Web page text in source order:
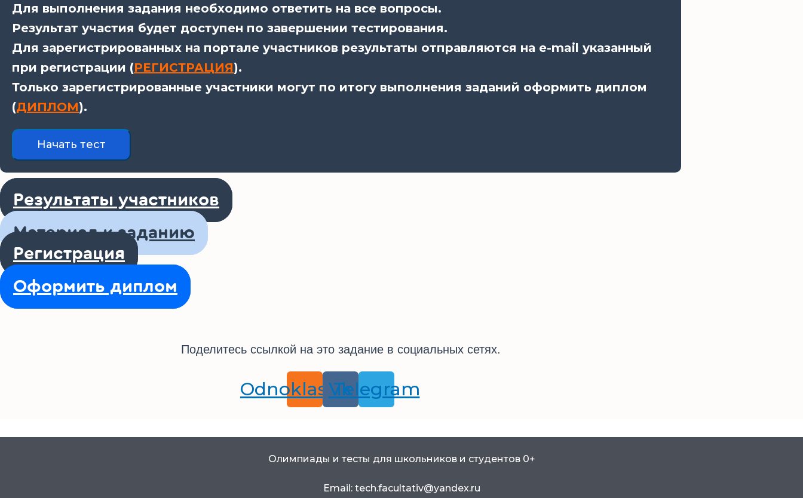
Для выполнения задания необходимо ответить на все вопросы.
Результат участия будет доступен по завершении тестирования.
Для зарегистрированных на портале участников результаты отправляются на e-mail указанный
при регистрации (РЕГИСТРАЦИЯ).
Только зарегистрированные участники могут по итогу выполнения заданий оформить диплом
(ДИПЛОМ).
Результаты участников
Материал к заданию
Регистрация
Оформить диплом
Поделитесь ссылкой на это задание в социальных сетях.
Odnoklassniki
Vk
Telegram
Олимпиады и тесты для школьников и студентов 0+
Email: tech.facultativ@yandex.ru